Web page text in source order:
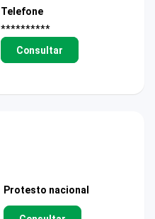
Telefone
**********
Consultar
Protesto nacional